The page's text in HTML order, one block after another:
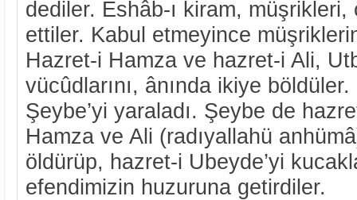
dediler. Eshâb-ı kiram,
ettiler. Kabul etmeyince
Hazret-i Hamza ve hazret-i Ali,
vücûdlarını, ânında ikiye
Şeybe’yi yaraladı. Şeybe de
Hamza ve Ali (radıyallahü
öldürüp, hazret-i Ubeyde’yi
efendimizin huzuruna getirdiler.